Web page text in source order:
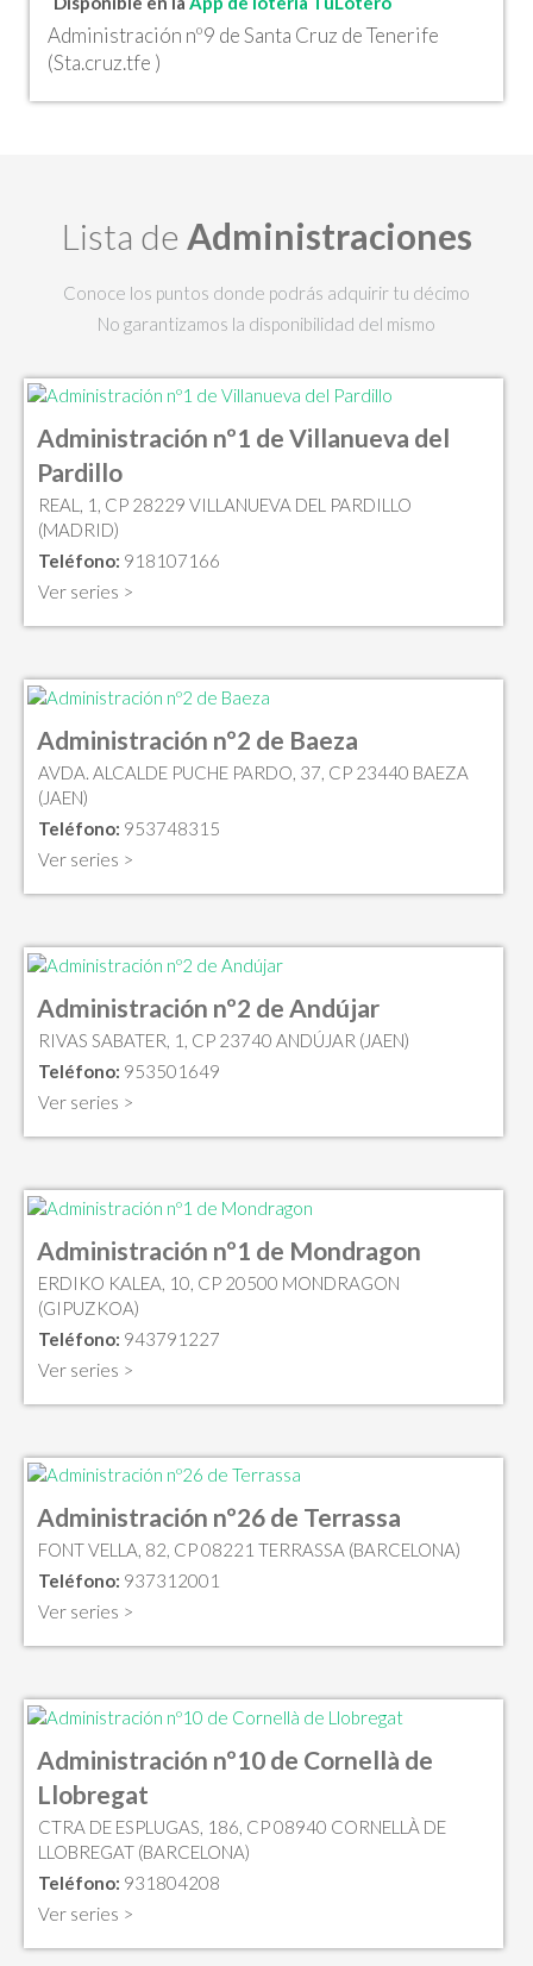
Administración nº9 de Santa Cruz de Tenerife
(Sta.cruz.tfe )
Lista de Administraciones
Conoce los puntos donde podrás adquirir tu décimo
No garantizamos la disponibilidad del mismo
Administración nº1 de Villanueva del
Pardillo
REAL, 1, CP 28229 VILLANUEVA DEL PARDILLO
(MADRID)
Teléfono: 918107166
Ver series >
Administración nº2 de Baeza
AVDA. ALCALDE PUCHE PARDO, 37, CP 23440 BAEZA
(JAEN)
Teléfono: 953748315
Ver series >
Administración nº2 de Andújar
RIVAS SABATER, 1, CP 23740 ANDÚJAR (JAEN)
Teléfono: 953501649
Ver series >
Administración nº1 de Mondragon
ERDIKO KALEA, 10, CP 20500 MONDRAGON
(GIPUZKOA)
Teléfono: 943791227
Ver series >
Administración nº26 de Terrassa
FONT VELLA, 82, CP 08221 TERRASSA (BARCELONA)
Teléfono: 937312001
Ver series >
Administración nº10 de Cornellà de
Llobregat
CTRA DE ESPLUGAS, 186, CP 08940 CORNELLÀ DE
LLOBREGAT (BARCELONA)
Teléfono: 931804208
Ver series >